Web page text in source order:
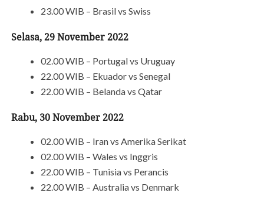
23.00 WIB – Brasil vs Swiss
Selasa, 29 November 2022
02.00 WIB – Portugal vs Uruguay
22.00 WIB – Ekuador vs Senegal
22.00 WIB – Belanda vs Qatar
Rabu, 30 November 2022
02.00 WIB – Iran vs Amerika Serikat
02.00 WIB – Wales vs Inggris
22.00 WIB – Tunisia vs Perancis
22.00 WIB – Australia vs Denmark